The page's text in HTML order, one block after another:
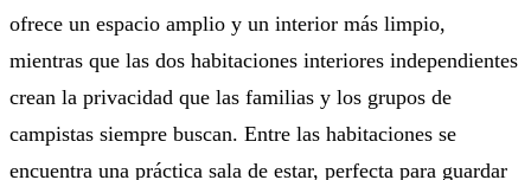
ofrece un espacio amplio y un interior más limpio,
mientras que las dos habitaciones interiores independientes
crean la privacidad que las familias y los grupos de
campistas siempre buscan. Entre las habitaciones se
encuentra una práctica sala de estar, perfecta para guardar